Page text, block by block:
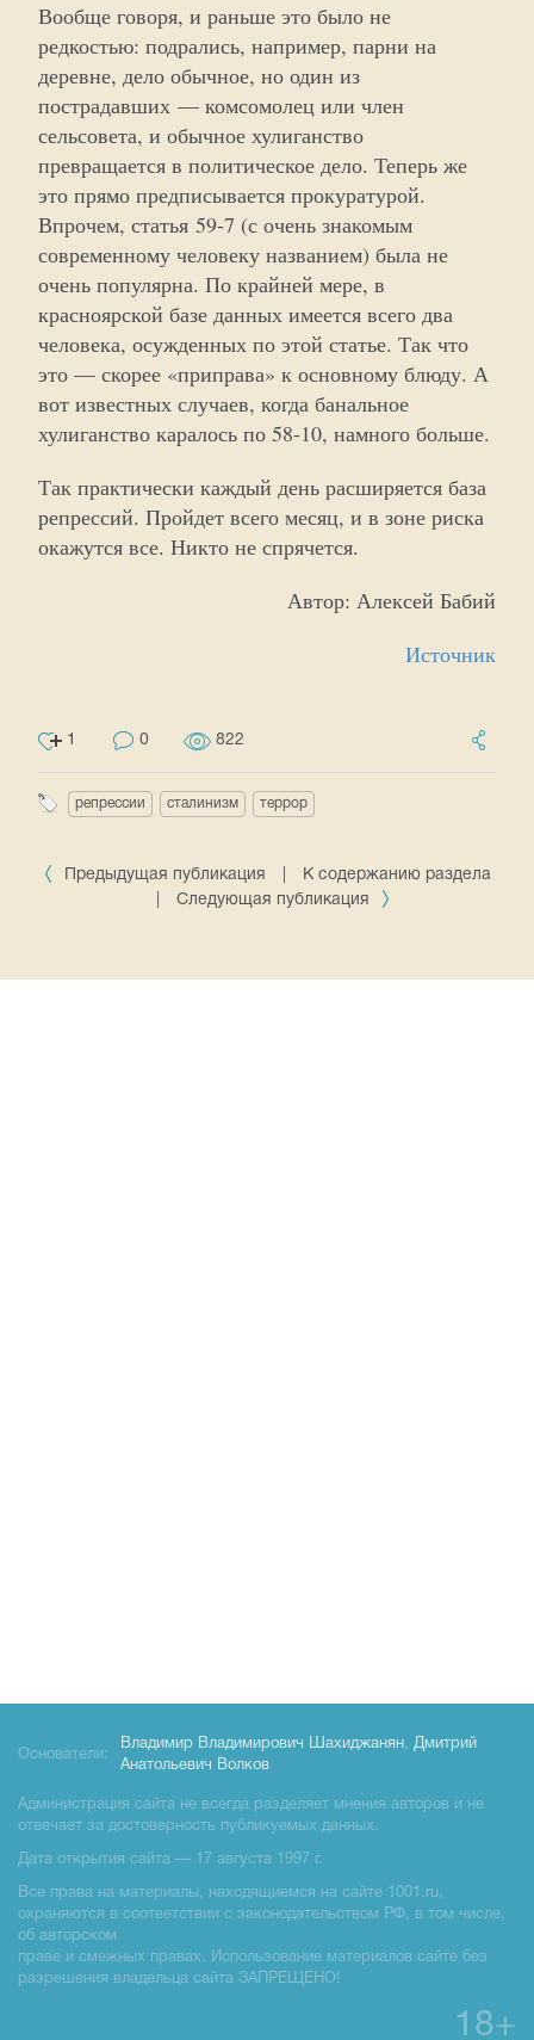
Вообще говоря, и раньше это было не
редкостью: подрались, например, парни на
деревне, дело обычное, но один из
пострадавших — комсомолец или член
сельсовета, и обычное хулиганство
превращается в политическое дело. Теперь же
это прямо предписывается прокуратурой.
Впрочем, статья 59-7 (с очень знакомым
современному человеку названием) была не
очень популярна. По крайней мере, в
красноярской базе данных имеется всего два
человека, осужденных по этой статье. Так что
это — скорее «приправа» к основному блюду. А
вот известных случаев, когда банальное
хулиганство каралось по 58-10, намного больше.
Так практически каждый день расширяется база
репрессий. Пройдет всего месяц, и в зоне риска
окажутся все. Никто не спрячется.
Автор: Алексей Бабий
Источник
1 0 822
репрессии сталинизм террор
Предыдущая публикация
К содержанию раздела
Следующая публикация
Основатели:
Владимир Владимирович Шахиджанян, Дмитрий
Анатольевич Волков
Администрация сайта не всегда разделяет мнения авторов и не
отвечает за достоверность публикуемых данных.
Дата открытия сайта — 17 августа 1997 г.
Все права на материалы, находящиемся на сайте 1001.ru,
охраняются в соответствии с законодательством РФ, в том числе,
об авторском
праве и смежных правах. Использование материалов сайте без
разрешения владельца сайта ЗАПРЕЩЕНО!
18+